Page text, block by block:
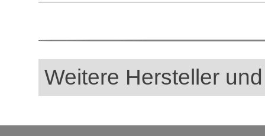
Weitere Hersteller